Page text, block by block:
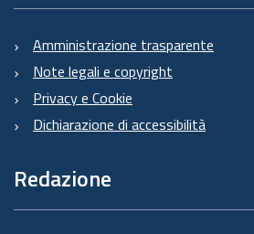
Amministrazione trasparente
Note legali e copyright
Privacy e Cookie
Dichiarazione di accessibilità
Redazione